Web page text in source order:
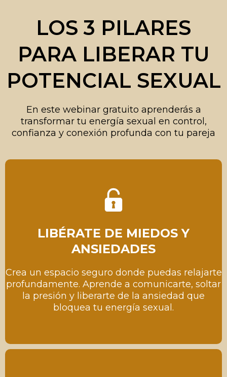
LOS 3 PILARES
PARA LIBERAR TU
POTENCIAL SEXUAL
En este webinar gratuito aprenderás a
transformar tu energía sexual en control,
confianza y conexión profunda con tu pareja
LIBÉRATE DE MIEDOS Y
ANSIEDADES
Crea un espacio seguro donde puedas relajarte
profundamente. Aprende a comunicarte, soltar
la presión y liberarte de la ansiedad que
bloquea tu energía sexual.